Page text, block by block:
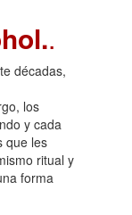
.
décadas,
los
y cada
que les
ritual y
forma